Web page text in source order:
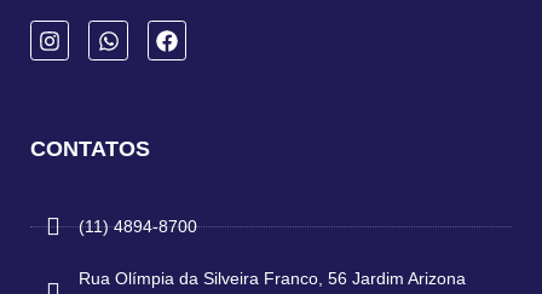
CONTATOS
(11) 4894-8700
Rua Olímpia da Silveira Franco, 56 Jardim Arizona